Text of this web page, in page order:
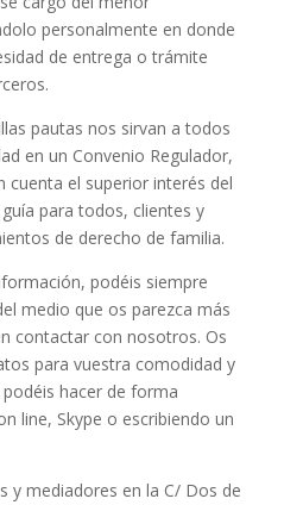
personalmente en donde
de entrega o trámite
pautas nos sirvan a todos
en un Convenio Regulador,
cuenta el superior interés del
para todos, clientes y
de derecho de familia.
podéis siempre
medio que os parezca más
contactar con nosotros. Os
para vuestra comodidad y
hacer de forma
line, Skype o escribiendo un
y mediadores en la C/ Dos de